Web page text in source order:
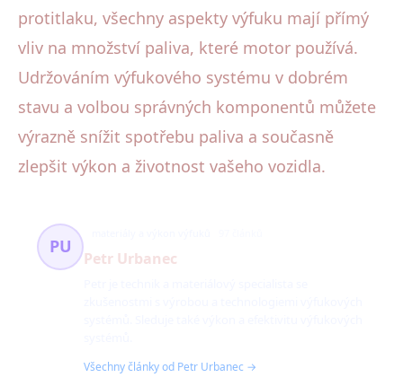
protitlaku, všechny aspekty výfuku mají přímý
vliv na množství paliva, které motor používá.
Udržováním výfukového systému v dobrém
stavu a volbou správných komponentů můžete
výrazně snížit spotřebu paliva a současně
zlepšit výkon a životnost vašeho vozidla.
PU
Petr Urbanec
Všechny články od Petr Urbanec →